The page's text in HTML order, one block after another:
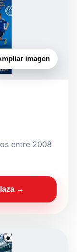
imagen
entre 2008
→